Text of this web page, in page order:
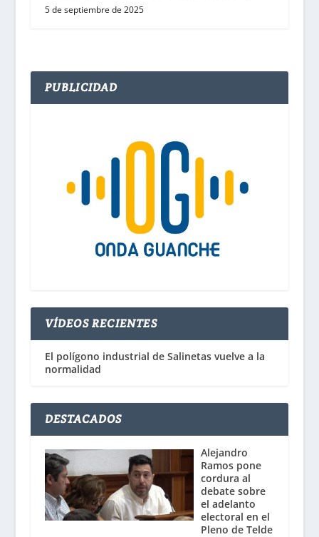
5 de septiembre de 2025
PUBLICIDAD
VÍDEOS RECIENTES
El polígono industrial de Salinetas vuelve a la
normalidad
DESTACADOS
Alejandro
Ramos pone
cordura al
debate sobre
el adelanto
electoral en el
Pleno de Telde